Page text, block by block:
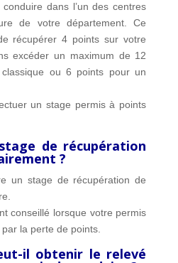
dans l’un des centres
de votre département. Ce
récupérer 4 points sur votre
excéder un maximum de 12
ou 6 points pour un
un stage permis à points
de récupération
?
un stage de récupération de
conseillé lorsque votre permis
la perte de points.
il obtenir le relevé